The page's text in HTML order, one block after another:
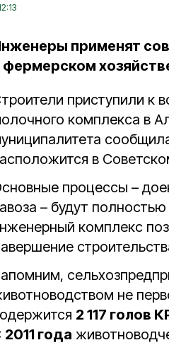
применят
фермерском
приступили к
комплекса в
в
процессы –
– будут
комплекс
не
2 117 голов
2011 года